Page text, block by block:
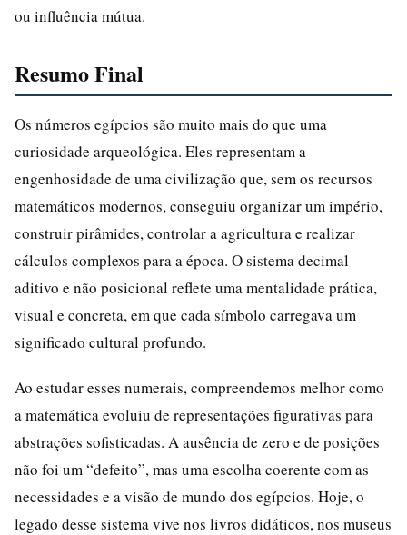
ou influência mútua.
Resumo Final
Os números egípcios são muito mais do que uma
curiosidade arqueológica. Eles representam a
engenhosidade de uma civilização que, sem os recursos
matemáticos modernos, conseguiu organizar um império,
construir pirâmides, controlar a agricultura e realizar
cálculos complexos para a época. O sistema decimal
aditivo e não posicional reflete uma mentalidade prática,
visual e concreta, em que cada símbolo carregava um
significado cultural profundo.
Ao estudar esses numerais, compreendemos melhor como
a matemática evoluiu de representações figurativas para
abstrações sofisticadas. A ausência de zero e de posições
não foi um “defeito”, mas uma escolha coerente com as
necessidades e a visão de mundo dos egípcios. Hoje, o
legado desse sistema vive nos livros didáticos, nos museus